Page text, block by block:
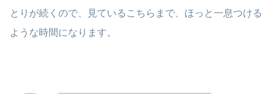
とりが続くので、見ているこちらまで、ほっと一息つける
ような時間になります。